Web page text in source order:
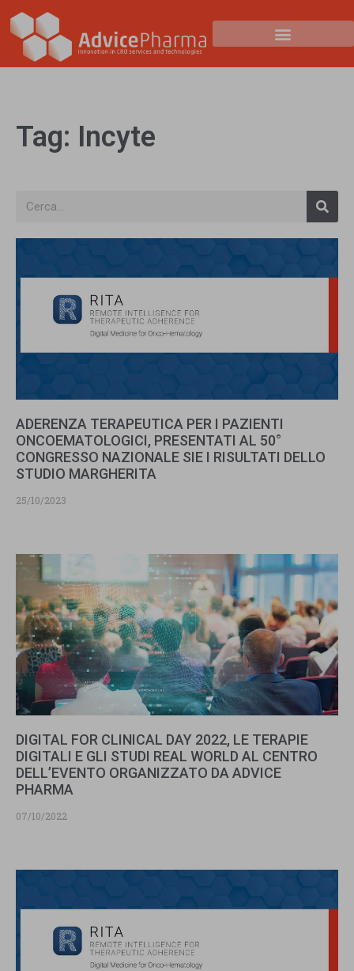
Tag: Incyte
ADERENZA TERAPEUTICA PER I PAZIENTI
ONCOEMATOLOGICI, PRESENTATI AL 50°
CONGRESSO NAZIONALE SIE I RISULTATI DELLO
STUDIO MARGHERITA
25/10/2023
DIGITAL FOR CLINICAL DAY 2022, LE TERAPIE
DIGITALI E GLI STUDI REAL WORLD AL CENTRO
DELL’EVENTO ORGANIZZATO DA ADVICE
PHARMA
07/10/2022